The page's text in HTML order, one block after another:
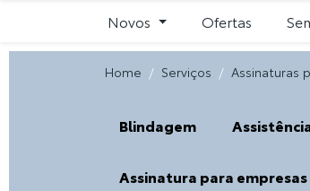
Novos Ofertas
Home Serviços Assinaturas
Blindagem
Assinatura para empresas